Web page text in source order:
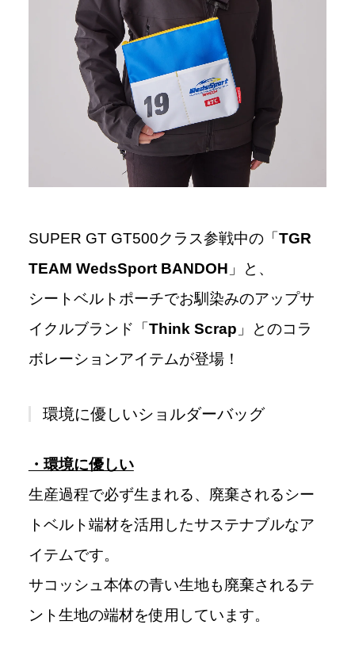
SUPER GT GT500クラス参戦中の「 TGR
TEAM WedsSport BANDOH 」と、
シートベルトポーチでお馴染みのアップサ
イクルブランド「 Think Scrap 」とのコラ
ボレーションアイテムが登場！
環境に優しいショルダーバッグ
・環境に優しい
生産過程で必ず生まれる、廃棄されるシー
トベルト端材を活用したサステナブルなア
イテムです。
サコッシュ本体の青い生地も廃棄されるテ
ント生地の端材を使用しています。